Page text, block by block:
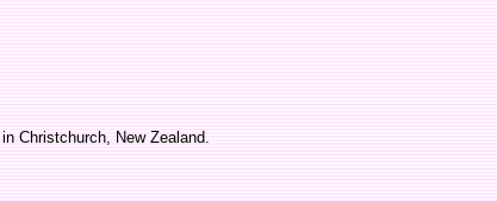
Christchurch, New Zealand.